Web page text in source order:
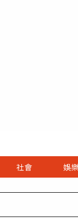
社會 娛樂
財經首頁
熱線
３Ｃ
政